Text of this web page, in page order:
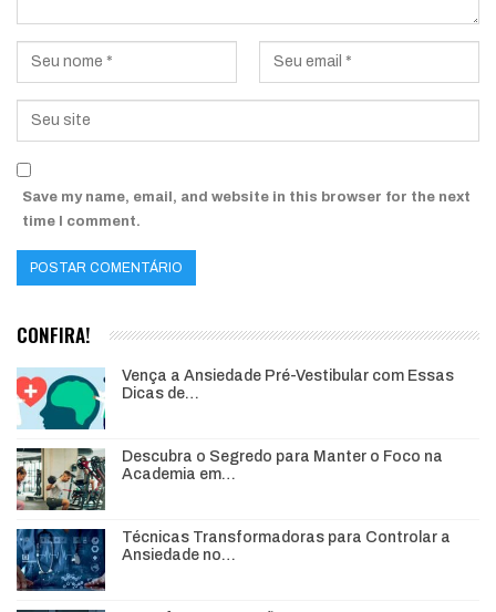
Save my name, email, and website in this browser for the next
time I comment.
CONFIRA!
Vença a Ansiedade Pré-Vestibular com Essas
Dicas de…
Descubra o Segredo para Manter o Foco na
Academia em…
Técnicas Transformadoras para Controlar a
Ansiedade no…